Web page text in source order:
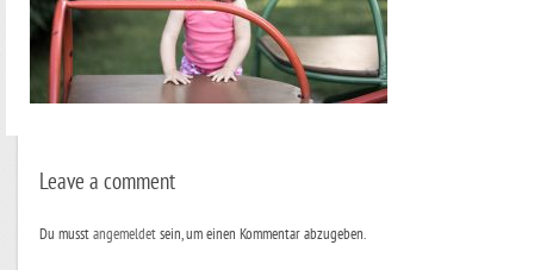
Leave a comment
Du musstangemeldetsein, um einen Kommentar abzugeben.